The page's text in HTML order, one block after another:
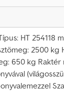
HT 254118
2500 kg
650 kg Raktér